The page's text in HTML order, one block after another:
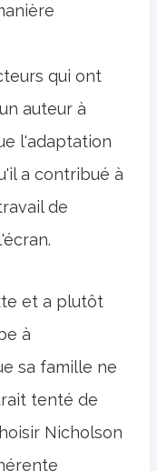
qui ont
auteur à
l'adaptation
a contribué à
de
et a plutôt
à
sa famille ne
tenté de
Nicholson